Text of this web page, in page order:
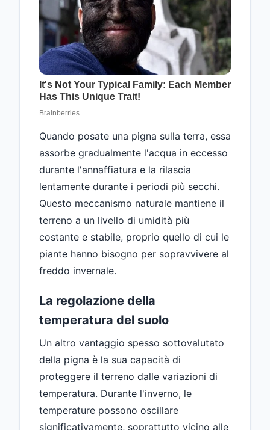
Quando posate una pigna sulla terra, essa
assorbe gradualmente l'acqua in eccesso
durante l'annaffiatura e la rilascia
lentamente durante i periodi più secchi.
Questo meccanismo naturale mantiene il
terreno a un livello di umidità più
costante e stabile, proprio quello di cui le
piante hanno bisogno per sopravvivere al
freddo invernale.
La regolazione della
temperatura del suolo
Un altro vantaggio spesso sottovalutato
della pigna è la sua capacità di
proteggere il terreno dalle variazioni di
temperatura. Durante l'inverno, le
temperature possono oscillare
significativamente, soprattutto vicino alle